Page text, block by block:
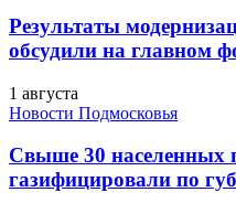
Результаты
обсудили на главном
1 августа
Новости Подмосковья
Свыше 30 населенных
газифицировали по